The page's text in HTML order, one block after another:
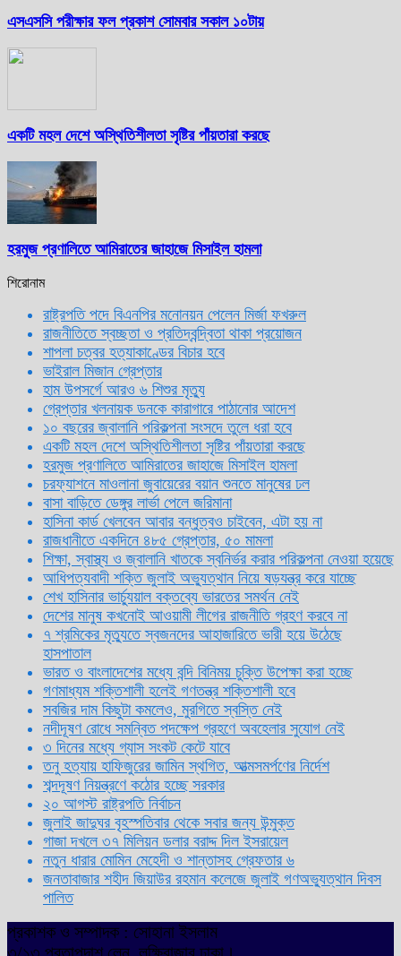
এসএসসি পরীক্ষার ফল প্রকাশ সোমবার সকাল ১০টায়
একটি মহল দেশে অস্থিতিশীলতা সৃষ্টির পাঁয়তারা করছে
হরমুজ প্রণালিতে আমিরাতের জাহাজে মিসাইল হামলা
শিরোনাম
রাষ্ট্রপতি পদে বিএনপির মনোনয়ন পেলেন মির্জা ফখরুল
রাজনীতিতে স্বচ্ছতা ও প্রতিদ্বন্দ্বিতা থাকা প্রয়োজন
শাপলা চত্বর হত্যাকাণ্ডের বিচার হবে
ভাইরাল মিজান গ্রেপ্তার
হাম উপসর্গে আরও ৬ শিশুর মৃত্যু
গ্রেপ্তার খলনায়ক ডনকে কারাগারে পাঠানোর আদেশ
১০ বছরের জ্বালানি পরিকল্পনা সংসদে তুলে ধরা হবে
একটি মহল দেশে অস্থিতিশীলতা সৃষ্টির পাঁয়তারা করছে
হরমুজ প্রণালিতে আমিরাতের জাহাজে মিসাইল হামলা
চরফ্যাশনে মাওলানা জুবায়েরের বয়ান শুনতে মানুষের ঢল
বাসা বাড়িতে ডেঙ্গুর লার্ভা পেলে জরিমানা
হাসিনা কার্ড খেলবেন আবার বন্ধুত্বও চাইবেন, এটা হয় না
রাজধানীতে একদিনে ৪৮৫ গ্রেপ্তার, ৫০ মামলা
শিক্ষা, স্বাস্থ্য ও জ্বালানি খাতকে স্বনির্ভর করার পরিকল্পনা নেওয়া হয়েছে
আধিপত্যবাদী শক্তি জুলাই অভ্যুত্থান নিয়ে ষড়যন্ত্র করে যাচ্ছে
শেখ হাসিনার ভার্চ্যুয়াল বক্তব্যে ভারতের সমর্থন নেই
দেশের মানুষ কখনোই আওয়ামী লীগের রাজনীতি গ্রহণ করবে না
৭ শ্রমিকের মৃত্যুতে স্বজনদের আহাজারিতে ভারী হয়ে উঠেছে
হাসপাতাল
ভারত ও বাংলাদেশের মধ্যে বন্দি বিনিময় চুক্তি উপেক্ষা করা হচ্ছে
গণমাধ্যম শক্তিশালী হলেই গণতন্ত্র শক্তিশালী হবে
সবজির দাম কিছুটা কমলেও, মুরগিতে স্বস্তি নেই
নদীদূষণ রোধে সমন্বিত পদক্ষেপ গ্রহণে অবহেলার সুযোগ নেই
৩ দিনের মধ্যে গ্যাস সংকট কেটে যাবে
তনু হত্যায় হাফিজুরের জামিন স্থগিত, আত্মসমর্পণের নির্দেশ
শব্দদূষণ নিয়ন্ত্রণে কঠোর হচ্ছে সরকার
২০ আগস্ট রাষ্ট্রপতি নির্বাচন
জুলাই জাদুঘর বৃহস্পতিবার থেকে সবার জন্য উন্মুক্ত
গাজা দখলে ৩৭ মিলিয়ন ডলার বরাদ্দ দিল ইসরায়েল
নতুন ধারার মোমিন মেহেদী ও শান্তাসহ গ্রেফতার ৬
জনতাবাজার শহীদ জিয়াউর রহমান কলেজে জুলাই গণঅভ্যুত্থান দিবস
পালিত
প্রকাশক ও সম্পাদক : সোহানা ইসলাম